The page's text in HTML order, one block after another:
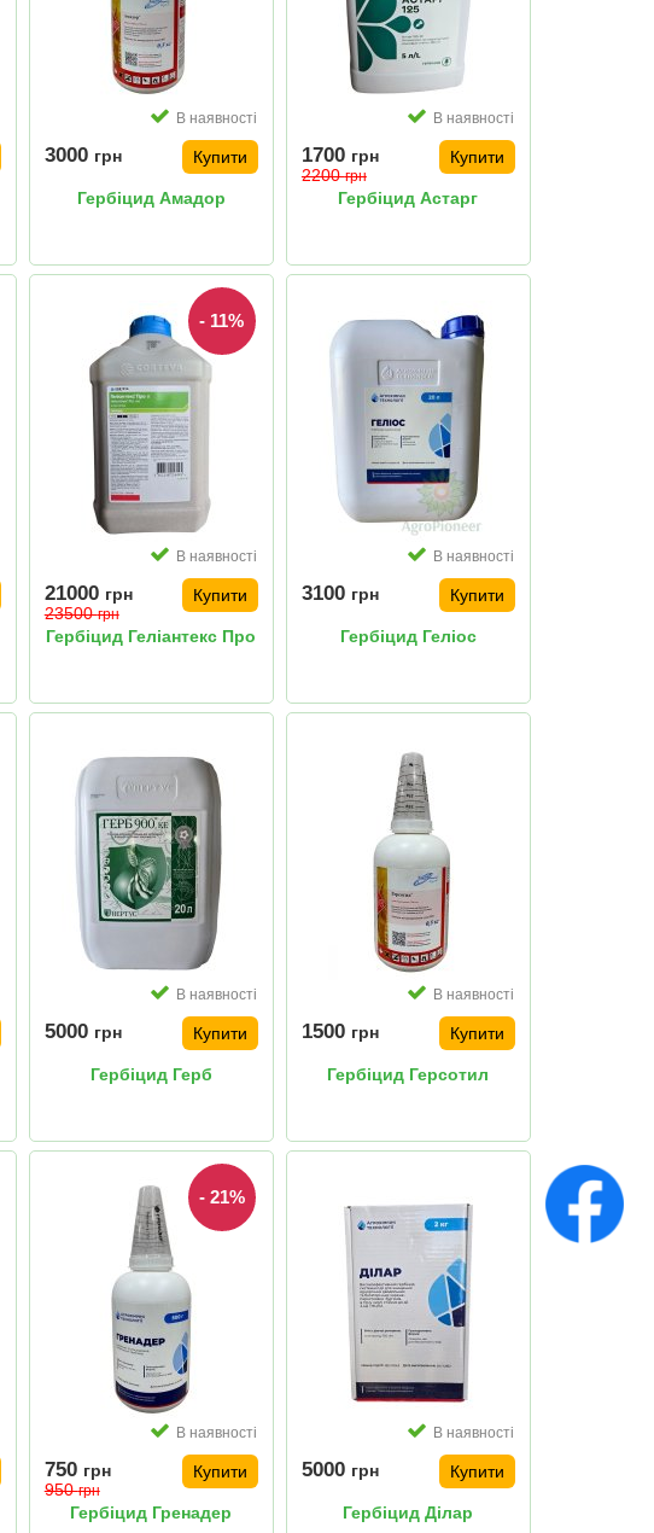
В наявності
3000 грн Купити
Гербіцид Амадор
В наявності
1700 грн
2200грн
Купити
Гербіцид Астарг
- 11%
В наявності
21000 грн
23500грн
Купити
Гербіцид Геліантекс Про
В наявності
3100 грн Купити
Гербіцид Геліос
В наявності
5000 грн Купити
Гербіцид Герб
В наявності
1500 грн Купити
Гербіцид Герсотил
- 21%
В наявності
750 грн
950грн
Купити
Гербіцид Гренадер
В наявності
5000 грн Купити
Гербіцид Ділар